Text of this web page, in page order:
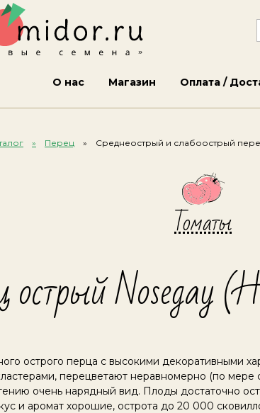
О нас Магазин Оплата /
Перец Среднеострый и слабоострый
Томаты
острый Nosegay
острого перца с высокими декоративными
перецветают неравномерно (по
очень нарядный вид. Плоды достаточно
и аромат хорошие, острота до 20 000